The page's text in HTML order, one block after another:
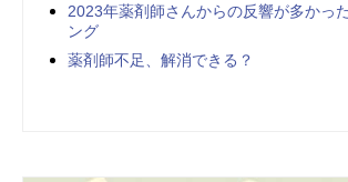
2023年薬剤師さんからの反響が多かっ
ング
薬剤師不足、解消できる？